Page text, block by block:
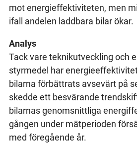
mot energieffektiviteten, men
ifall andelen laddbara bilar ökar.
Analys
Tack vare teknikutveckling och
styrmedel har
bilarna förbättrats avsevärt på
skedde ett besvärande
bilarnas genomsnittliga
gången under mätperioden
med föregående år.